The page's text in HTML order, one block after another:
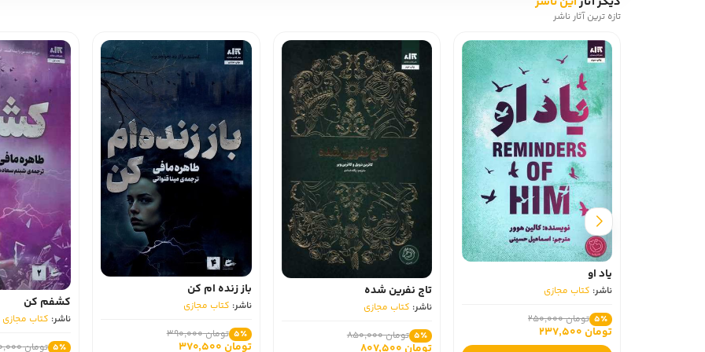
بیست‌ساله‌های بی‌شماری که پشت دروازه منتظرند تا برای خدمت وارد ربعِ منتخب‌شان بشوند، جزو باهوش‌ترین‌ها و قوی‌ترین‌های نِوار هستند.
درباره ربکا یاروس نویسنده کتاب دسته چهارم
ژانرهای مختلف نوشته شده‌اند. عمده شهرت یاروس به انتشار مجموعه‌ای از رمان‌هایی مربوط است که اولین کتاب این مجموعه داستان دسته چهارم است. اگر به رمان‌هایی چون
یخ، آتش و خون و چگونه اژدهای خود را تربیت کنید 1 علاقه‌مندید از خواندن رمان دسته چهارم لذت می‌برید.
کتاب دسته چهارم برای چه کسانی مناسب است؟
به دلیل وجود صحنه‌های خشونت‌آمیز و رمانتیک، دسته چهارم برای خوانندگان بزرگسال یا نوجوانان مناسب است و نه کودکان.
تازه ترین آثار ناشر
یاد او
ناشر: کتاب مجازی
5٪ تومان 250,000
تومان 237,500
تاج نفرین شده
ناشر: کتاب مجازی
5٪ تومان 850,000
باز زنده‌ ام کن
ناشر: کتاب مجازی
5٪ تومان 390,000
تومان 370,500
کشفم کن
ناشر: کتاب مجازی
5٪ تومان 330,000